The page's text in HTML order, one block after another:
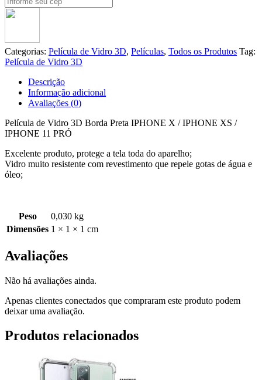
Categorias: Película de Vidro 3D, Películas, Todos os Produtos Tag:
Película de Vidro 3D
Descrição
Informação adicional
Avaliações (0)
Película de Vidro 3D Borda Preta IPHONE X / IPHONE XS /
IPHONE 11 PRÓ
Excelente produto, protege a tela toda do aparelho;
Vidro muito resistente com revestimento que repele gotas de água e
óleo;
Peso
0,030 kg
Dimensões 1 × 1 × 1 cm
Avaliações
Não há avaliações ainda.
Apenas clientes conectados que compraram este produto podem
deixar uma avaliação.
Produtos relacionados